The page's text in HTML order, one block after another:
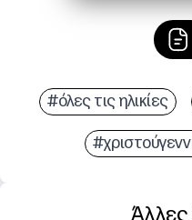
#όλες τις ηλικίες